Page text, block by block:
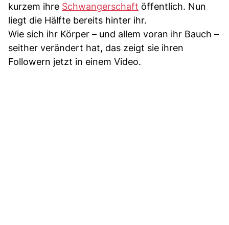
kurzem ihre Schwangerschaft öffentlich. Nun
liegt die Hälfte bereits hinter ihr.
Wie sich ihr Körper – und allem voran ihr Bauch –
seither verändert hat, das zeigt sie ihren
Followern jetzt in einem Video.